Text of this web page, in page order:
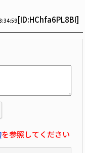
[ID:HChfa6PL8BI]
を参照してください